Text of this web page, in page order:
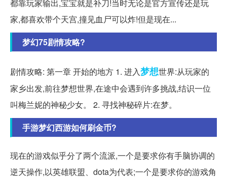
都靠玩家输出,宝宝就是补刀!当时无论是官方宣传还是玩
家,都喜欢带个天宫,撞见血尸可以炸!但是现在...
梦幻75剧情攻略?
剧情攻略: 第一章 开始的地方 1. 进入梦想世界:从玩家的
家乡出发,前往梦想世界,在途中会遇到许多挑战,结识一位
叫梅兰妮的神秘少女。 2. 寻找神秘碎片:在梦。
手游梦幻西游如何刷金币?
现在的游戏似乎分了两个流派,一个是要求你有手脑协调的
逆天操作,以英雄联盟、dota为代表;一个是要求你的游戏角